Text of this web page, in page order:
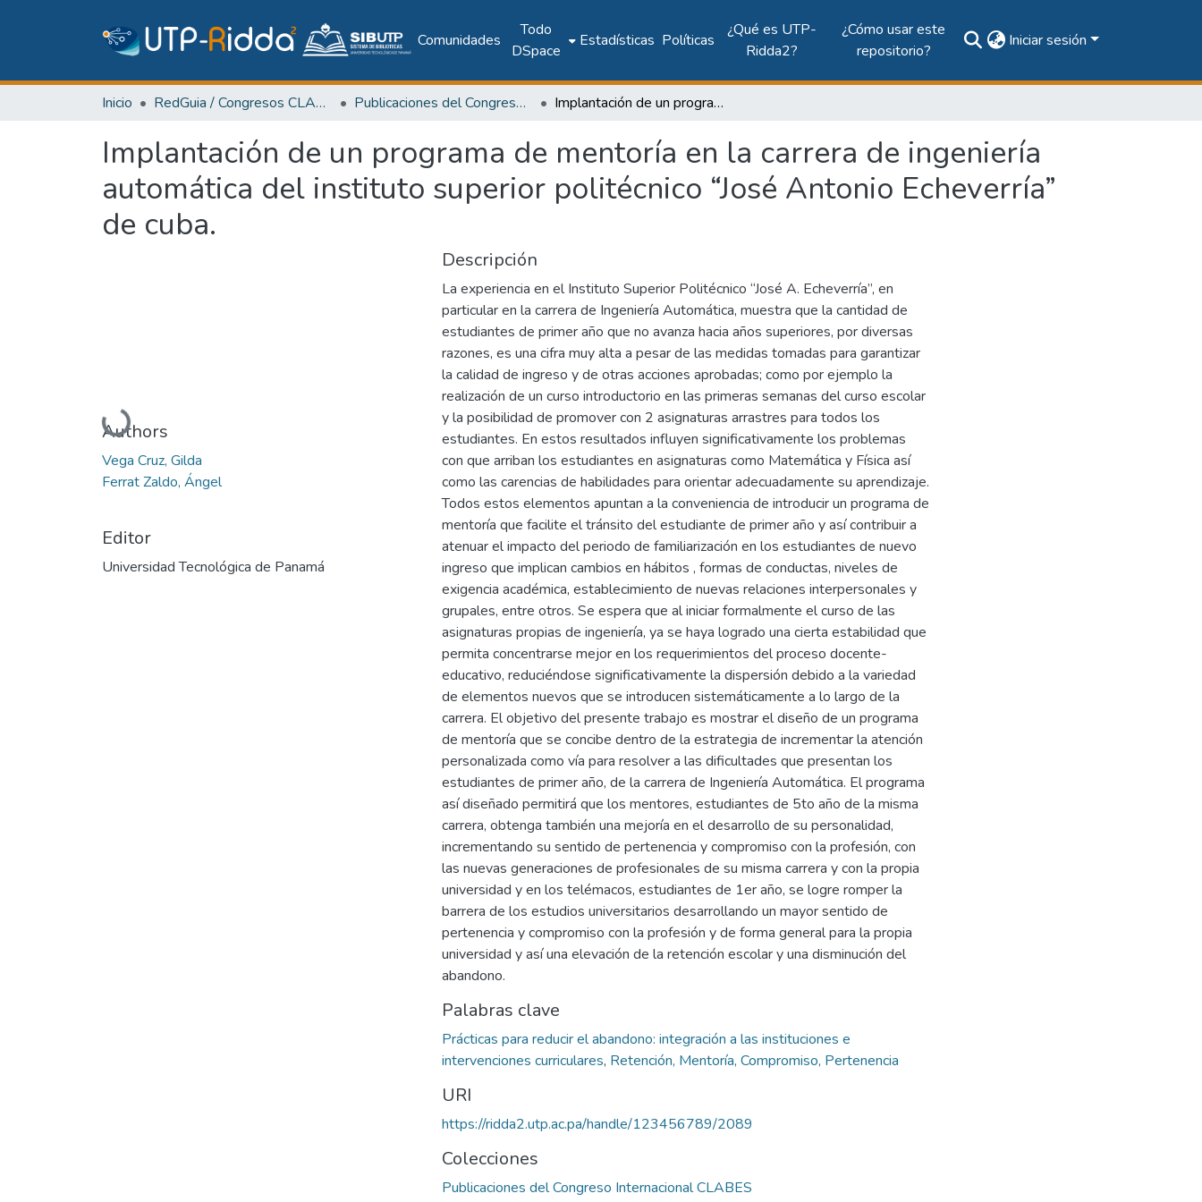
Comunidades
Todo
DSpace
Estadísticas Políticas
¿Qué es UTP-
Ridda2?
¿Cómo usar este
repositorio?
Iniciar sesión
Inicio RedGuia / Congresos CLABES Publicaciones del Congreso Internacional CLABES Implantación de un programa de mentoría en la carrera de ingeniería automática del instituto superior politécnico “José Antonio Echeverría” de cuba.
Implantación de un programa de mentoría en la carrera de ingeniería
automática del instituto superior politécnico “José Antonio Echeverría”
de cuba.
Cargando...
Authors
Vega Cruz, Gilda
Ferrat Zaldo, Ángel
Editor
Universidad Tecnológica de Panamá
Descripción
La experiencia en el Instituto Superior Politécnico “José A. Echeverría”, en
particular en la carrera de Ingeniería Automática, muestra que la cantidad de
estudiantes de primer año que no avanza hacia años superiores, por diversas
razones, es una cifra muy alta a pesar de las medidas tomadas para garantizar
la calidad de ingreso y de otras acciones aprobadas; como por ejemplo la
realización de un curso introductorio en las primeras semanas del curso escolar
y la posibilidad de promover con 2 asignaturas arrastres para todos los
estudiantes. En estos resultados influyen significativamente los problemas
con que arriban los estudiantes en asignaturas como Matemática y Física así
como las carencias de habilidades para orientar adecuadamente su aprendizaje.
Todos estos elementos apuntan a la conveniencia de introducir un programa de
mentoría que facilite el tránsito del estudiante de primer año y así contribuir a
atenuar el impacto del periodo de familiarización en los estudiantes de nuevo
ingreso que implican cambios en hábitos , formas de conductas, niveles de
exigencia académica, establecimiento de nuevas relaciones interpersonales y
grupales, entre otros. Se espera que al iniciar formalmente el curso de las
asignaturas propias de ingeniería, ya se haya logrado una cierta estabilidad que
permita concentrarse mejor en los requerimientos del proceso docente-
educativo, reduciéndose significativamente la dispersión debido a la variedad
de elementos nuevos que se introducen sistemáticamente a lo largo de la
carrera. El objetivo del presente trabajo es mostrar el diseño de un programa
de mentoría que se concibe dentro de la estrategia de incrementar la atención
personalizada como vía para resolver a las dificultades que presentan los
estudiantes de primer año, de la carrera de Ingeniería Automática. El programa
así diseñado permitirá que los mentores, estudiantes de 5to año de la misma
carrera, obtenga también una mejoría en el desarrollo de su personalidad,
incrementando su sentido de pertenencia y compromiso con la profesión, con
las nuevas generaciones de profesionales de su misma carrera y con la propia
universidad y en los telémacos, estudiantes de 1er año, se logre romper la
barrera de los estudios universitarios desarrollando un mayor sentido de
pertenencia y compromiso con la profesión y de forma general para la propia
universidad y así una elevación de la retención escolar y una disminución del
abandono.
Palabras clave
Prácticas para reducir el abandono: integración a las instituciones e
intervenciones curriculares, Retención, Mentoría, Compromiso, Pertenencia
URI
https://ridda2.utp.ac.pa/handle/123456789/2089
Colecciones
Publicaciones del Congreso Internacional CLABES